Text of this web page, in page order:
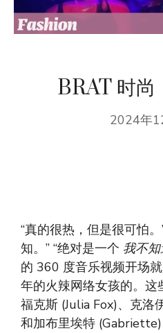
BRAT 时尚
2024年
“真的很热，但是很可怕
知。” “绝对是一个 我不
的 360 度音乐视频开场
年的火辣网络女孩的。这
福克斯 (Julia Fox)、克洛
和加布里埃特